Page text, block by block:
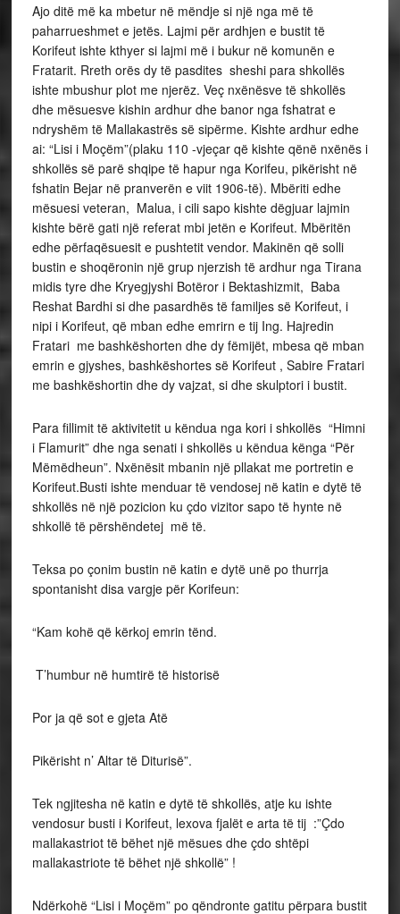
Ajo ditë më ka mbetur në mëndje si një nga më të
paharrueshmet e jetës. Lajmi për ardhjen e bustit të
Korifeut ishte kthyer si lajmi më i bukur në komunën e
Fratarit. Rreth orës dy të pasdites sheshi para shkollës
ishte mbushur plot me njerëz. Veç nxënësve të shkollës
dhe mësuesve kishin ardhur dhe banor nga fshatrat e
ndryshëm të Mallakastrës së sipërme. Kishte ardhur edhe
ai: “Lisi i Moçëm”(plaku 110 -vjeçar që kishte qënë nxënës i
shkollës së parë shqipe të hapur nga Korifeu, pikërisht në
fshatin Bejar në pranverën e viit 1906-të). Mbëriti edhe
mësuesi veteran, Malua, i cili sapo kishte dëgjuar lajmin
kishte bërë gati një referat mbi jetën e Korifeut. Mbëritën
edhe përfaqësuesit e pushtetit vendor. Makinën që solli
bustin e shoqëronin një grup njerzish të ardhur nga Tirana
midis tyre dhe Kryegjyshi Botëror i Bektashizmit, Baba
Reshat Bardhi si dhe pasardhës të familjes së Korifeut, i
nipi i Korifeut, që mban edhe emrirn e tij Ing. Hajredin
Fratari me bashkëshorten dhe dy fëmijët, mbesa që mban
emrin e gjyshes, bashkëshortes së Korifeut , Sabire Fratari
me bashkëshortin dhe dy vajzat, si dhe skulptori i bustit.
Para fillimit të aktivitetit u këndua nga kori i shkollës “Himni
i Flamurit” dhe nga senati i shkollës u këndua kënga “Për
Mëmëdheun”. Nxënësit mbanin një pllakat me portretin e
Korifeut.Busti ishte menduar të vendosej në katin e dytë të
shkollës në një pozicion ku çdo vizitor sapo të hynte në
shkollë të përshëndetej më të.
Teksa po çonim bustin në katin e dytë unë po thurrja
spontanisht disa vargje për Korifeun:
“Kam kohë që kërkoj emrin tënd.
T’humbur në humtirë të historisë
Por ja që sot e gjeta Atë
Pikërisht n’ Altar të Diturisë”.
Tek ngjitesha në katin e dytë të shkollës, atje ku ishte
vendosur busti i Korifeut, lexova fjalët e arta të tij :”Çdo
mallakastriot të bëhet një mësues dhe çdo shtëpi
mallakastriote të bëhet një shkollë” !
Ndërkohë “Lisi i Moçëm” po qëndronte gatitu përpara bustit